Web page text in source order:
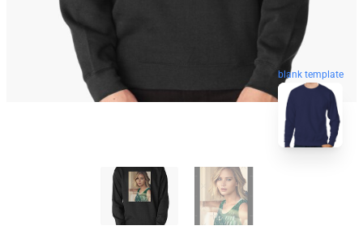
blank template